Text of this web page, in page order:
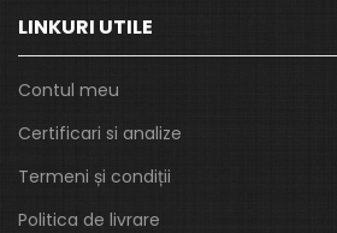
LINKURI UTILE
Contul meu
Certificari si analize
Termeni și condiții
Politica de livrare